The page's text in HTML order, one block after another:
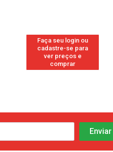
Faça seu login ou
cadastre-se para
ver preços e
comprar